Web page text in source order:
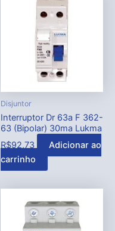
Disjuntor
Interruptor Dr 63a F 362-
63 (Bipolar) 30ma Lukma
R$92,73
Adicionar ao
carrinho